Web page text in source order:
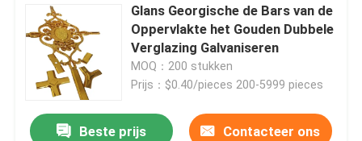
Glans Georgische de Bars van de
Oppervlakte het Gouden Dubbele
Verglazing Galvaniseren
MOQ：200 stukken
Prijs：$0.40/pieces 200-5999 pieces
Beste prijs Contacteer ons